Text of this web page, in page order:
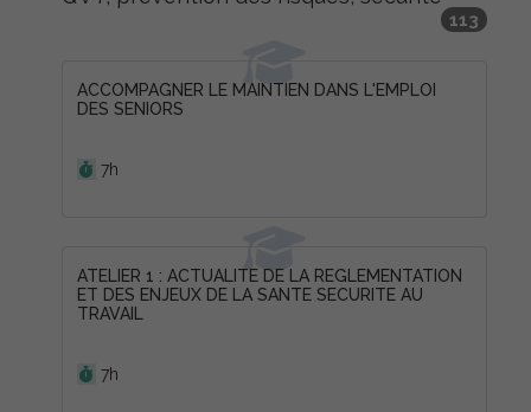
113
ACCOMPAGNER LE MAINTIEN DANS L'EMPLOI
DES SENIORS
7h
ATELIER 1 : ACTUALITE DE LA REGLEMENTATION
ET DES ENJEUX DE LA SANTE SECURITE AU
TRAVAIL
7h